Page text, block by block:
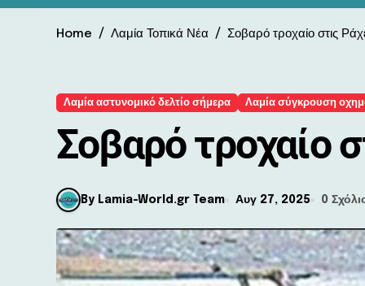
Home Λαμία Τοπικά Νέα Σοβαρό τροχαίο στις
Λαμία αστυνομικό δελτίο σήμερα Λαμία σύγκρουση
Σοβαρό τροχαίο
By Lamia-World.gr Team Αυγ 27, 2025 0